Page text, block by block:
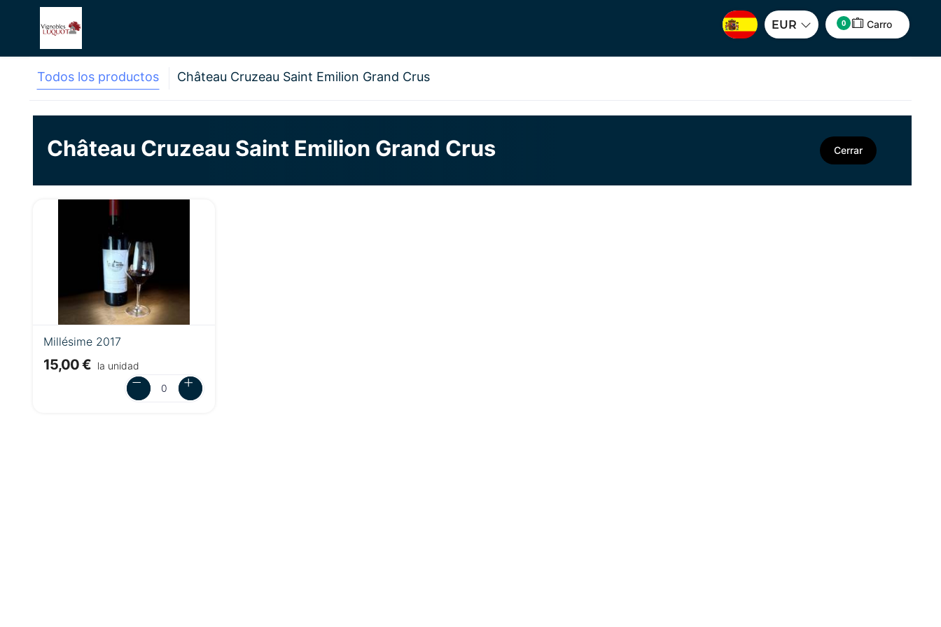
EUR 0 Carro
Todos los productos Château Cruzeau Saint Emilion Grand Crus
Château Cruzeau Saint Emilion Grand Crus Cerrar
Millésime 2017
15,00 € la unidad